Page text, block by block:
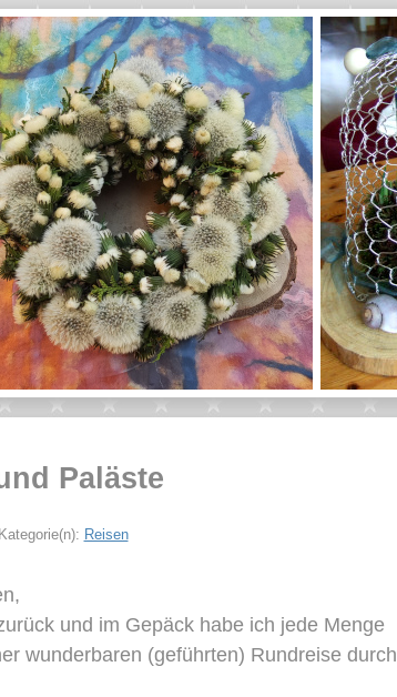
Paläste
Reisen
und im Gepäck habe ich jede Menge
wunderbaren (geführten) Rundreise durch